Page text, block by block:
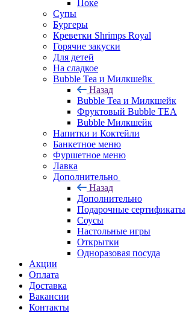
Поке
Супы
Бургеры
Креветки Shrimps Royal
Горячие закуски
Для детей
На сладкое
Bubble Tea и Милкшейк
Назад
Bubble Tea и Милкшейк
Фруктовый Bubble TEA
Bubble Милкшейк
Напитки и Коктейли
Банкетное меню
Фуршетное меню
Лавка
Дополнительно
Назад
Дополнительно
Подарочные сертификаты
Соусы
Настольные игры
Открытки
Одноразовая посуда
Акции
Оплата
Доставка
Вакансии
Контакты